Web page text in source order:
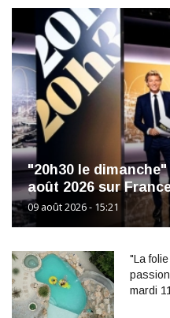
"20h30 le
août 2026 sur
09 août 2026 - 15:21
"La
mardi